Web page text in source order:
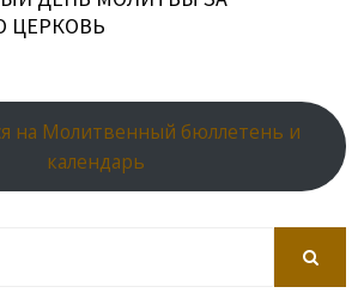
ЦЕРКОВЬ
на Молитвенный бюллетень и
календарь